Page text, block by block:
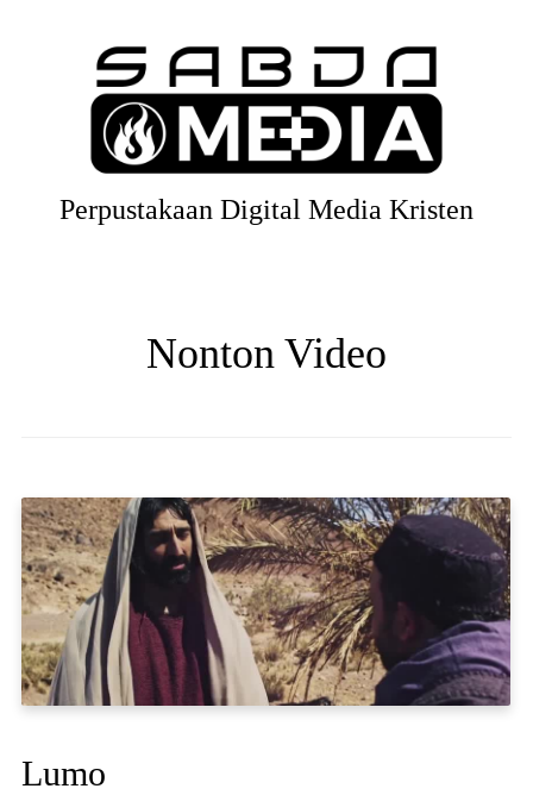
Perpustakaan Digital Media Kristen
Nonton Video
Lumo